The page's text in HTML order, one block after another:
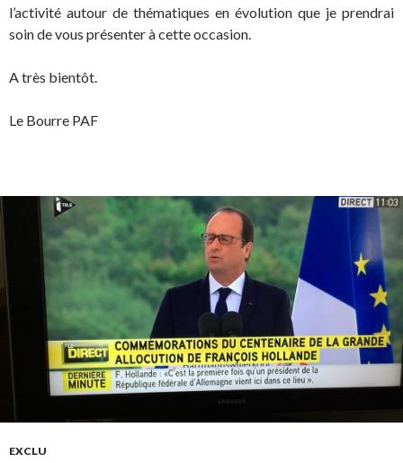
l’activité autour de thématiques en évolution que je prendrai
soin de vous présenter à cette occasion.
A très bientôt.
Le Bourre PAF
EXCLU